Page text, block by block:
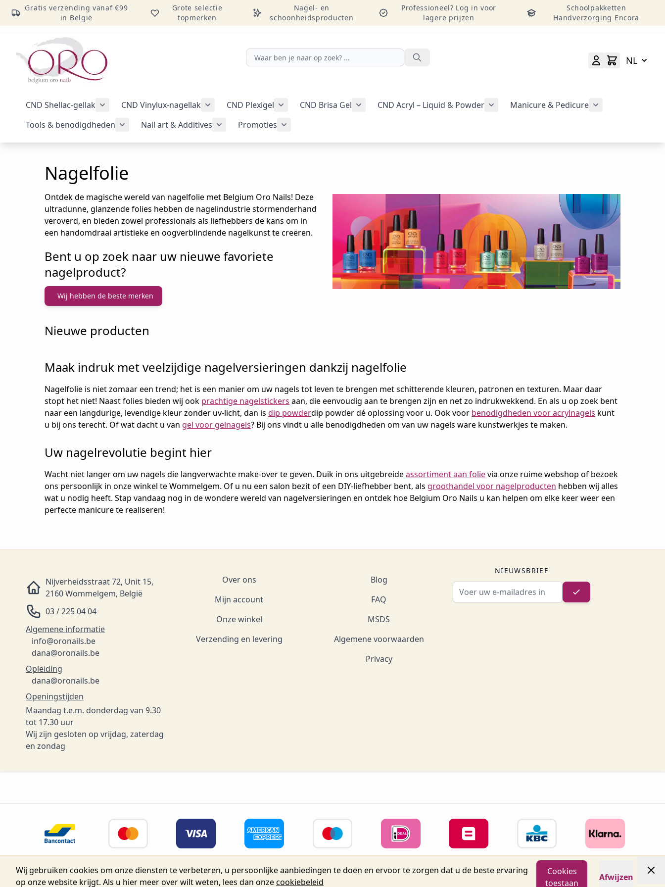
Wij gebruiken cookies om onze diensten te verbeteren, u persoonlijke aanbiedingen te doen en ervoor te zorgen dat u de beste ervaring
op onze website krijgt. Als u hier meer over wilt weten, lees dan onzecookiebeleid
Cookies
toestaan
Afwijzen
Gratis verzending vanaf €99
in België
Grote selectie
topmerken
Nagel- en
schoonheidsproducten
Professioneel? Log in voor
lagere prijzen
Schoolpakketten
Handverzorging Encora
Ga naar inhoud
Zoeken
NL
CND Shellac-gellak
CND Vinylux-nagellak
CND Plexigel
CND Brisa Gel
CND Acryl – Liquid & Powder
Manicure & Pedicure
Tools & benodigdheden
Nail art & Additives
Promoties
Nagelfolie
Ontdek de magische wereld van nagelfolie met Belgium Oro Nails! Deze
ultradunne, glanzende folies hebben de nagelindustrie stormenderhand
veroverd, en bieden zowel professionals als liefhebbers de kans om in
een handomdraai artistieke en oogverblindende nagelkunst te creëren.
Bent u op zoek naar uw nieuwe favoriete
nagelproduct?
Wij hebben de beste merken
Nieuwe producten
Maak indruk met veelzijdige nagelversieringen dankzij nagelfolie
Nagelfolie is niet zomaar een trend; het is een manier om uw nagels tot leven te brengen met schitterende kleuren, patronen en texturen. Maar daar
stopt het niet! Naast folies bieden wij ook prachtige nagelstickers aan, die eenvoudig aan te brengen zijn en net zo indrukwekkend. En als u op zoek bent
naar een langdurige, levendige kleur zonder uv-licht, dan is dip powderdip powder dé oplossing voor u. Ook voor benodigdheden voor acrylnagels kunt
u bij ons terecht. Of wat dacht u van gel voor gelnagels? Bij ons vindt u alle benodigdheden om van uw nagels ware kunstwerkjes te maken.
Uw nagelrevolutie begint hier
Wacht niet langer om uw nagels die langverwachte make-over te geven. Duik in ons uitgebreideassortiment aan folievia onze ruime webshop of bezoek
ons persoonlijk in onze winkel te Wommelgem. Of u nu een salon bezit of een DIY-liefhebber bent, als groothandel voor nagelproducten hebben wij alles
wat u nodig heeft. Stap vandaag nog in de wondere wereld van nagelversieringen en ontdek hoe Belgium Oro Nails u kan helpen om elke keer weer een
perfecte manicure te realiseren!
Nijverheidsstraat 72, Unit 15,
2160 Wommelgem, België
03 / 225 04 04
Algemene informatie
info@oronails.be
dana@oronails.be
Opleiding
dana@oronails.be
Openingstijden
Maandag t.e.m. donderdag van 9.30
tot 17.30 uur
Wij zijn gesloten op vrijdag, zaterdag
en zondag
Over ons
Mijn account
Onze winkel
Verzending en levering
Blog
FAQ
MSDS
Algemene voorwaarden
Privacy
NIEUWSBRIEF
E-mailadres
© 2026 Belgium Oro Nails. Nijverheidsstraat 72, Unit 15, 2160 Wommelgem, België tel.+32 3 225 04 04 info@oronails.be BTW: BE0471151071